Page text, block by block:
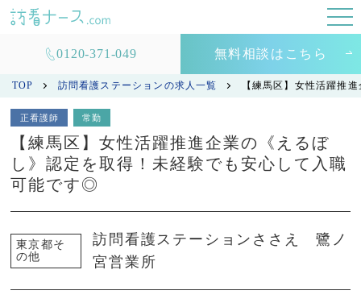
0120-371-049 無料相談はこちら
TOP 訪問看護ステーションの求人一覧 【練馬区】女性活躍推
正看護師 常勤
【練馬区】女性活躍推進企業の《えるぼ
し》認定を取得！未経験でも安心して入職
可能です◎
東京都そ
の他
訪問看護ステーションささえ 鷺ノ
宮営業所